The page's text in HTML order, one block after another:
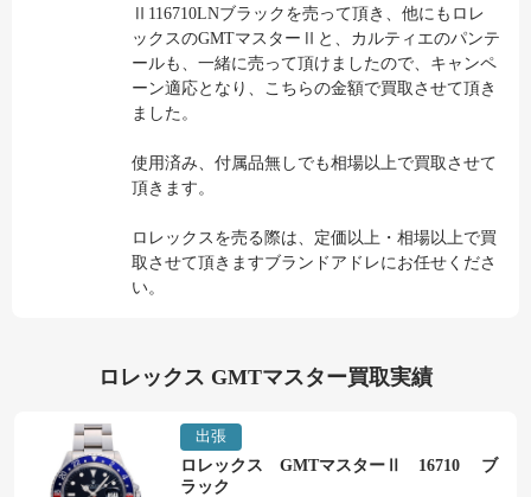
Ⅱ116710LNブラックを売って頂き、他にもロレ
ックスのGMTマスターⅡと、カルティエのパンテ
ールも、一緒に売って頂けましたので、キャンペ
ーン適応となり、こちらの金額で買取させて頂き
ました。
使用済み、付属品無しでも相場以上で買取させて
頂きます。
ロレックスを売る際は、定価以上・相場以上で買
取させて頂きますブランドアドレにお任せくださ
い。
ロレックス GMTマスター買取実績
出張
ロレックス GMTマスターⅡ 16710 ブ
ラック